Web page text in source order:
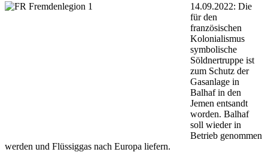
14.09.2022: Die
für den
französischen
Kolonialismus
symbolische
Söldnertruppe ist
zum Schutz der
Gasanlage in
Balhaf in den
Jemen entsandt
worden. Balhaf
soll wieder in
Betrieb genommen
werden und Flüssiggas nach Europa liefern.